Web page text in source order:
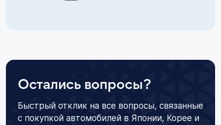
Остались вопросы?
Быстрый отклик на все вопросы, связанные
с покупкой автомобилей в Японии, Корее и